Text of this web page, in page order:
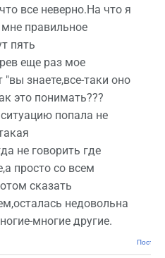
все неверно.На что я
правильное
пять
еще раз мое
"вы знаете,все-таки оно
это понимать???
попала не
не говорить где
просто со всем
сказать
недовольна
многие другие.